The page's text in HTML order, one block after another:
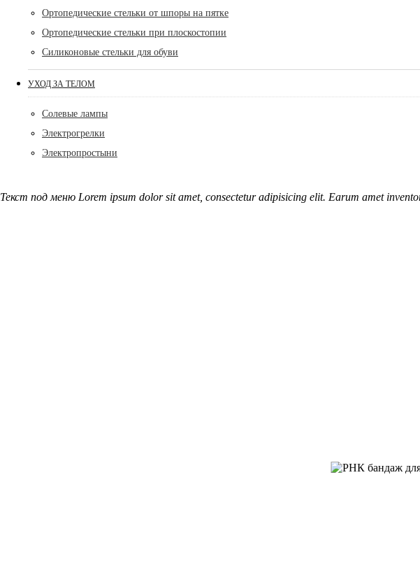
Ортопедические стельки от шпоры на пятке
Ортопедические стельки при плоскостопии
Силиконовые стельки для обуви
УХОД ЗА ТЕЛОМ
Солевые лампы
Электрогрелки
Электропростыни
Текст под меню Lorem ipsum dolor sit amet, consectetur adipisicing elit. Earum amet